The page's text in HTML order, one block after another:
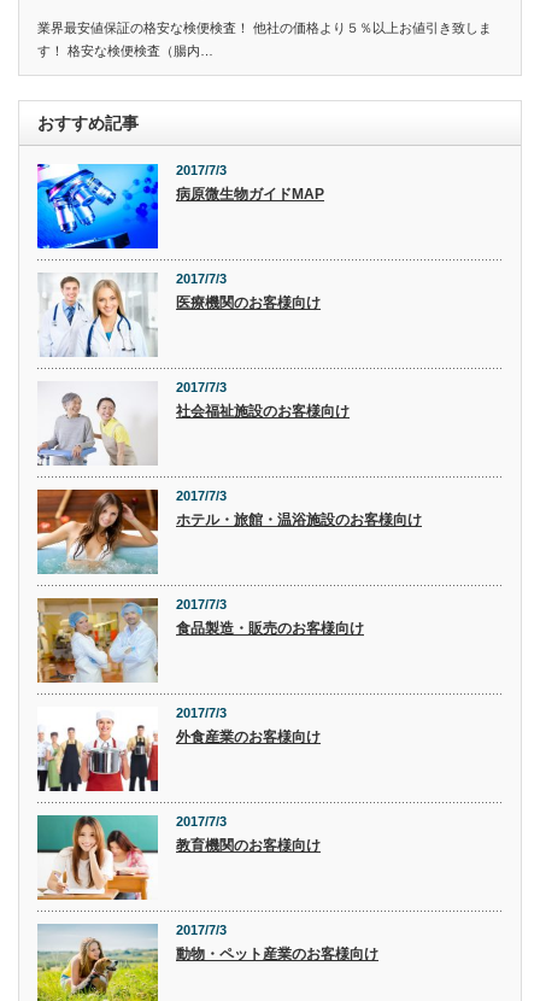
業界最安値保証の格安な検便検査！ 他社の価格より５％以上お値引き致しま
す！ 格安な検便検査（腸内…
おすすめ記事
2017/7/3
病原微生物ガイドMAP
2017/7/3
医療機関のお客様向け
2017/7/3
社会福祉施設のお客様向け
2017/7/3
ホテル・旅館・温浴施設のお客様向け
2017/7/3
食品製造・販売のお客様向け
2017/7/3
外食産業のお客様向け
2017/7/3
教育機関のお客様向け
2017/7/3
動物・ペット産業のお客様向け